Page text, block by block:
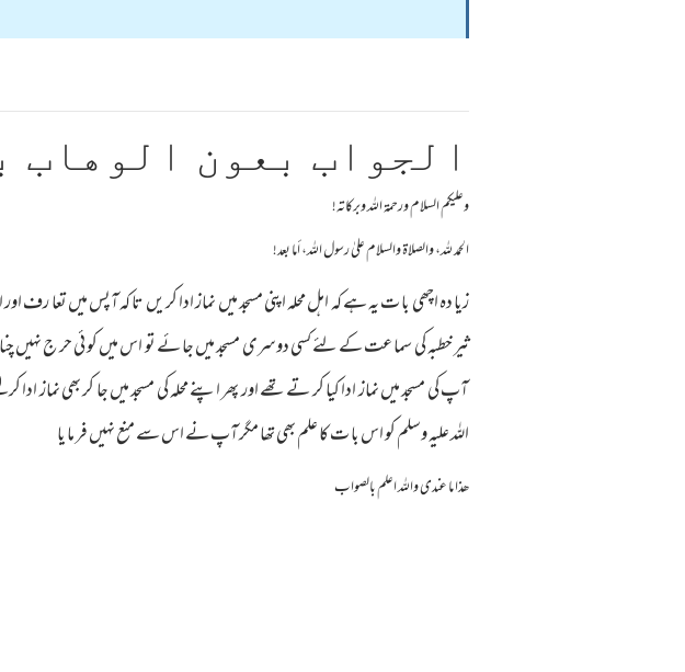
الجواب بعون الوهاب
وعلیکم السلام ورحمة اللہ وبرکاته!
الحمد لله، والصلاة والسلام علىٰ رسول الله، أما بعد!
زیا دہ اچھی با ت یہ ہے کہ اہل محلہ اپنی مسجد میں نماز ادا کر یں تا کہ آپس میں تعا رف
ثیر خطبہ کی سما عت کے لئے کسی دوسری مسجد میں جا ئے تو اس میں کو ئی حر ج نہیں
آپ کی مسجد میں نماز ادا کیا کر تے تھے اور پھر اپنے محلہ کی مسجد میں جا کر بھی نماز
اللہ علیہ وسلم کو اس با ت کا علم بھی تھا مگر آپ نے اس سے منع نہیں فر ما یا
ھذا ما عندی واللہ اعلم بالصواب